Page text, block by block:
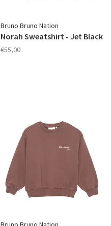
Bruno Bruno Nation
Norah Sweatshirt - Jet Black
€55,00